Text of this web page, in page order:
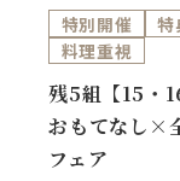
特別開催
特
料理重視
残5組【15・
おもてなし×
フェア